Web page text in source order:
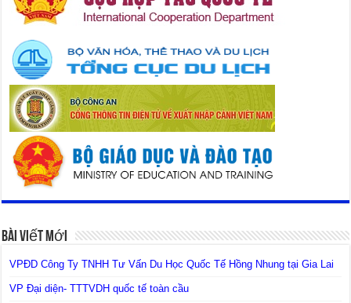
Bài Viết Mới
VPĐD Công Ty TNHH Tư Vấn Du Học Quốc Tế Hồng Nhung tại Gia Lai
VP Đại diện- TTTVDH quốc tế toàn cầu